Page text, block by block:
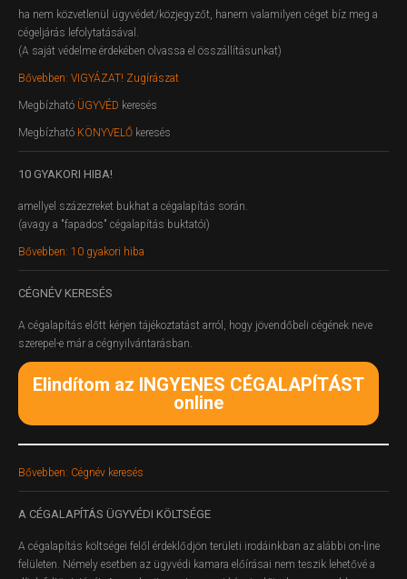
ha nem közvetlenül ügyvédet/közjegyzőt, hanem valamilyen céget bíz meg a
cégeljárás lefolytatásával.
(A saját védelme érdekében olvassa el összállításunkat)
Bővebben: VIGYÁZAT! Zugírászat
Megbízható ÜGYVÉD keresés
Megbízható KÖNYVELŐ keresés
10 GYAKORI HIBA!
amellyel százezreket bukhat a cégalapítás során.
(avagy a "fapados" cégalapítás buktatói)
Bővebben: 10 gyakori hiba
CÉGNÉV KERESÉS
A cégalapítás előtt kérjen tájékoztatást arról, hogy jövendőbeli cégének neve
szerepel-e már a cégnyilvántarásban.
Elindítom az INGYENES CÉGALAPÍTÁST
online
Bővebben: Cégnév keresés
A CÉGALAPÍTÁS ÜGYVÉDI KÖLTSÉGE
A cégalapítás költségei felől érdeklődjön területi irodáinkban az alábbi on-line
felületen. Némely esetben az ügyvédi kamara előírásai nem teszik lehetővé a